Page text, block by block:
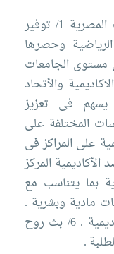
1/ توفير
وحصرها
مستوى الجامعات
والأتحاد
يسهم فى تعزيز
المختلفة على
على المراكز فى
الأكاديمية المركز
بما يتناسب مع
مادية وبشرية .
6/ بث روح
.